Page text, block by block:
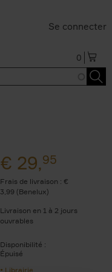
Se connecter
0
€ 29,95
Frais de livraison : €
3,99 (Benelux)
Livraison en 1 à 2 jours
ouvrables
Disponibilité :
Épuisé
Librairie